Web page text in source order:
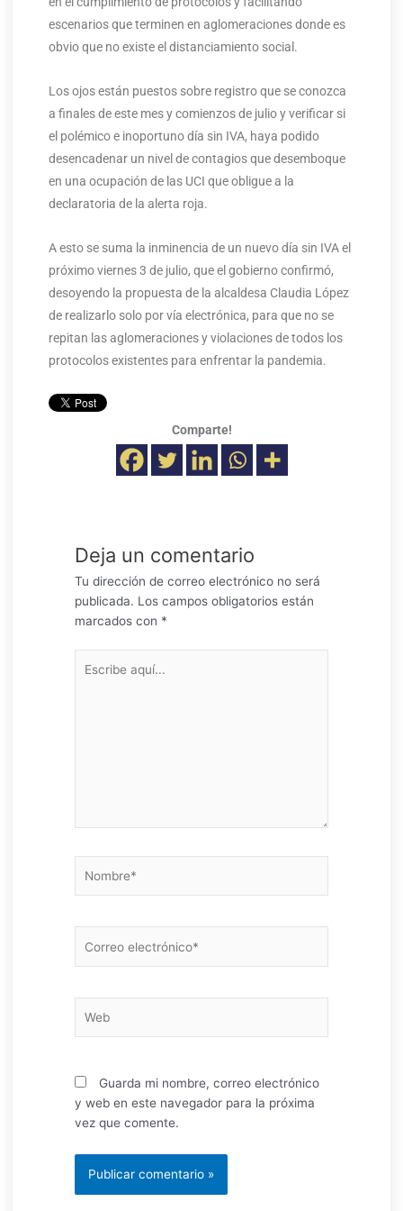
escenarios que terminen en aglomeraciones donde es
obvio que no existe el distanciamiento social.
Los ojos están puestos sobre registro que se conozca
a finales de este mes y comienzos de julio y verificar si
el polémico e inoportuno día sin IVA, haya podido
desencadenar un nivel de contagios que desemboque
en una ocupación de las UCI que obligue a la
declaratoria de la alerta roja.
A esto se suma la inminencia de un nuevo día sin IVA el
próximo viernes 3 de julio, que el gobierno confirmó,
desoyendo la propuesta de la alcaldesa Claudia López
de realizarlo solo por vía electrónica, para que no se
repitan las aglomeraciones y violaciones de todos los
protocolos existentes para enfrentar la pandemia.
Comparte!
Deja un comentario
Tu dirección de correo electrónico no será
publicada. Los campos obligatorios están
marcados con *
aquí...
electrónico*
Guarda mi nombre, correo electrónico
y web en este navegador para la próxima
vez que comente.